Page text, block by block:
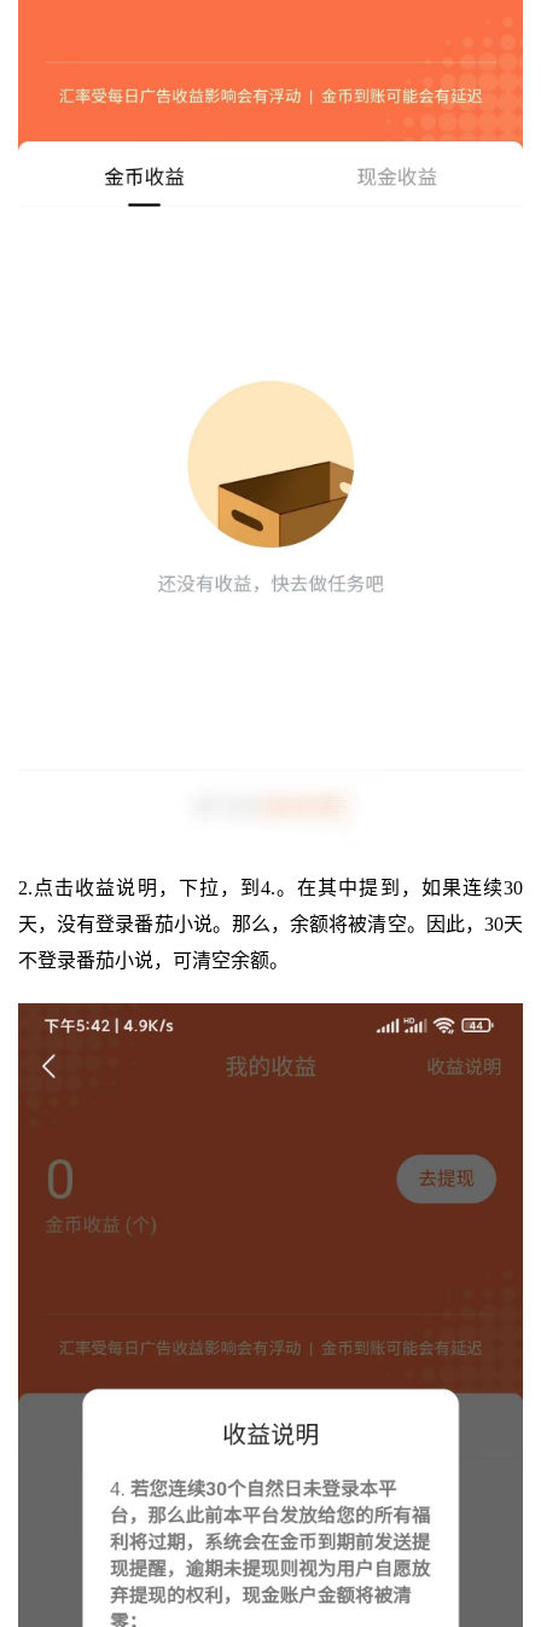
2.点击收益说明，下拉，到4.。在其中提到，如果连续30
天，没有登录番茄小说。那么，余额将被清空。因此，30天
不登录番茄小说，可清空余额。